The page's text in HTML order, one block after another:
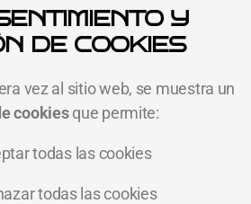
Y
DE COOKIES
vez al sitio web, se muestra un
cookiesque permite:
todas las cookies
todas las cookies